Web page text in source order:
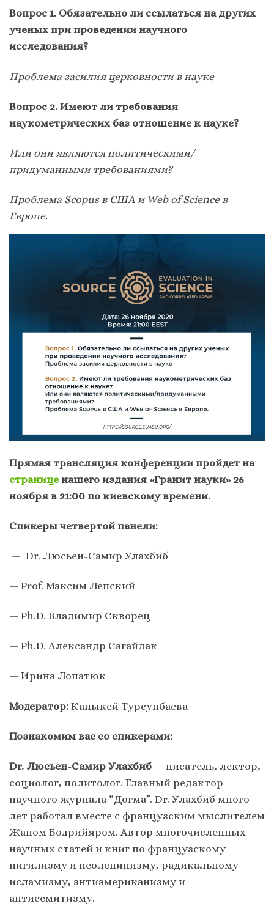
Вопрос 1. Обязательно ли ссылаться на других
ученых при проведении научного
исследования?
Проблема засилия церковности в науке
Вопрос 2. Имеют ли требования
наукометрических баз отношение к науке?
Или они являются политическими/
придуманными требованиями?
Проблема Scopus в США и Web of Science в
Европе.
Прямая трансляция конференции пройдет на
странице нашего издания «Гранит науки» 26
ноября в 21:00 по киевскому времени.
Спикеры четвертой панели:
— Dr. Люсьен-Самир Улахбиб
— Prof. Максим Лепский
— Ph.D. Владимир Скворец
— Ph.D. Александр Сагайдак
— Ирина Лопатюк
Модератор: Каныкей Турсунбаева
Познакомим вас со спикерами:
Dr. Люсьен-Самир Улахбиб — писатель, лектор,
социолог, политолог. Главный редактор
научного журнала “Догма”. Dr. Улахбиб много
лет работал вместе с французским мыслителем
Жаном Бодрийяром. Автор многочисленных
научных статей и книг по французскому
нигилизму и неоленинизму, радикальному
исламизму, антиамериканизму и
антисемитизму.